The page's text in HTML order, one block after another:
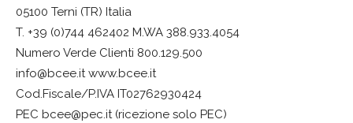
05100 Terni (TR) Italia
T. +39 (0)744 462402 M.WA 388.933.4054
Numero Verde Clienti 800.129.500
info@bcee.it www.bcee.it
Cod.Fiscale/P.IVA IT02762930424
PEC bcee@pec.it (ricezione solo PEC)